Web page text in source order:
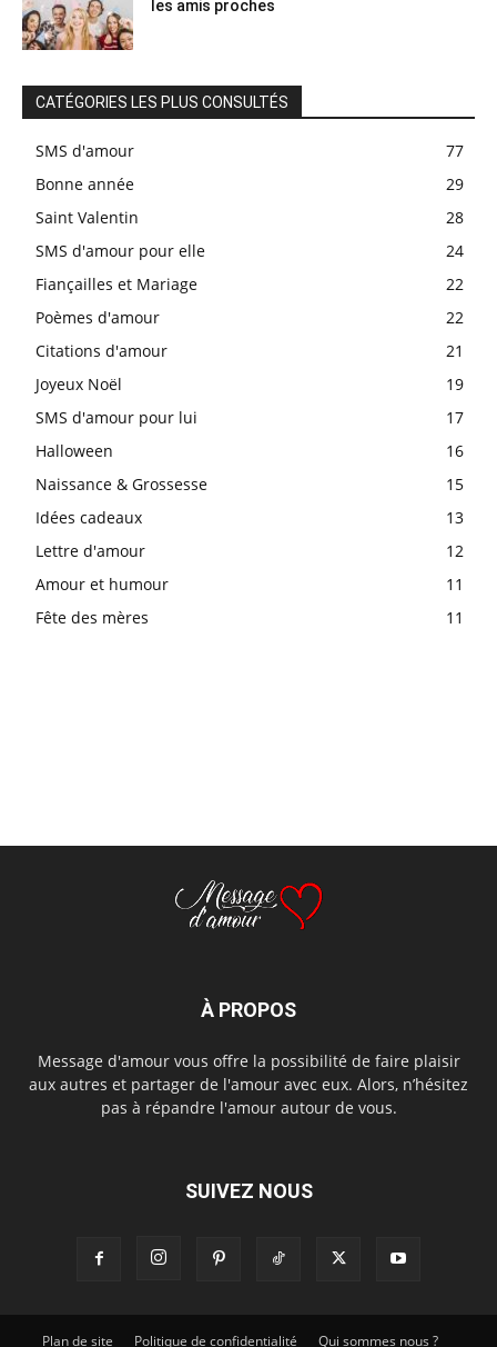
les amis proches
CATÉGORIES LES PLUS CONSULTÉS
SMS d'amour
77
Bonne année
29
Saint Valentin
28
SMS d'amour pour elle
24
Fiançailles et Mariage
22
Poèmes d'amour
22
Citations d'amour
21
Joyeux Noël
19
SMS d'amour pour lui
17
Halloween
16
Naissance & Grossesse
15
Idées cadeaux
13
Lettre d'amour
12
Amour et humour
11
Fête des mères
11
À PROPOS
Message d'amour vous offre la possibilité de faire plaisir
aux autres et partager de l'amour avec eux. Alors, n’hésitez
pas à répandre l'amour autour de vous.
SUIVEZ NOUS
Plan de site Politique de confidentialité Qui sommes nous ?